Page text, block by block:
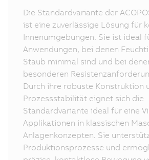
Die Standardvariante der
ist eine zuverlässige Lösung für
Innenumgebungen. Sie ist ideal
Anwendungen, bei denen
Staub minimal sind und bei
besonderen
Durch ihre robuste Konstruktion
Prozessstabilität eignet sich die
Standardvariante ideal für eine
Applikationen in klassischen
Anlagenkonzepten. Sie
Produktionsprozesse und